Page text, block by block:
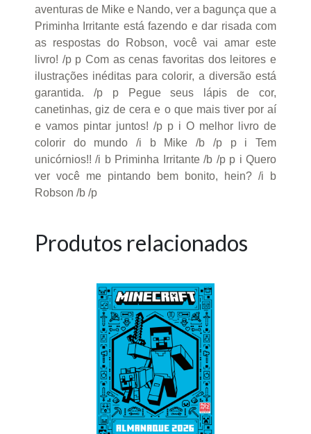
aventuras de Mike e Nando, ver a bagunça que a
Priminha Irritante está fazendo e dar risada com
as respostas do Robson, você vai amar este
livro! /p p Com as cenas favoritas dos leitores e
ilustrações inéditas para colorir, a diversão está
garantida. /p p Pegue seus lápis de cor,
canetinhas, giz de cera e o que mais tiver por aí
e vamos pintar juntos! /p p i O melhor livro de
colorir do mundo /i b Mike /b /p p i Tem
unicórnios!! /i b Priminha Irritante /b /p p i Quero
ver você me pintando bem bonito, hein? /i b
Robson /b /p
Produtos relacionados